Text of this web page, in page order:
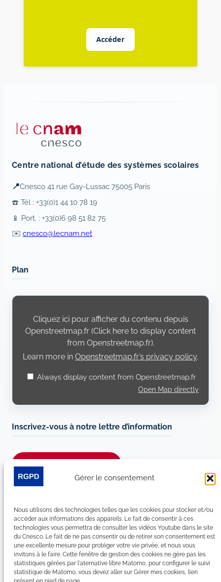
Gérer le consentement
Nous utilisons des technologies telles que les cookies pour stocker et/ou
accéder aux informations des appareils. Le fait de consentir à ces
technologies vous permettra de consulter les vidéos Youtube dans le site
du Cnesco. Le fait de ne pas consentir ou de retirer son consentement est
une excellente mesure pour protéger votre vie privée, et nous vous
invitons à le faire. Cette fenêtre de gestion des cookies ne gère pas les
statistiques gérées par l'aternative libre Matomo, pour configurer le suivi
statistique de Matomo, vous devez aller sur Gérer mes cookies, lien
Accéder
Centre national d’étude des systèmes scolaires
📍Cnesco 41 rue Gay-Lussac 75005 Paris
☎️ Tél : +33(0)1 44 10 78 19
📱 Port. : +33(0)6 98 51 82 75
✉️ cnesco@lecnam.net
Plan
Display
Openstreetmap.fr
Cliquez ici pour afficher du contenu depuis
Openstreetmap.fr (Click here to display content
from Openstreetmap.fr).
Learn more in Openstreetmap.fr’s privacy policy.
Always display content from Openstreetmap.fr
Open Map directly
Inscrivez-vous à notre lettre d’information
LinkedIn
YouTube
Facebook
Bluesky
Plan du site